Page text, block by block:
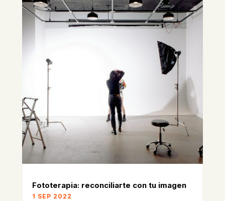
Fototerapia: reconciliarte con tu imagen
1 SEP 2022